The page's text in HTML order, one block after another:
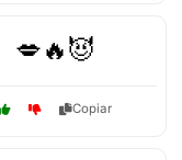
💋🔥😈
Copiar